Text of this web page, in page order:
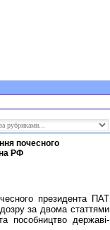
почесного
РФ
президента ПАТ
за двома статтями
пособництво державі-